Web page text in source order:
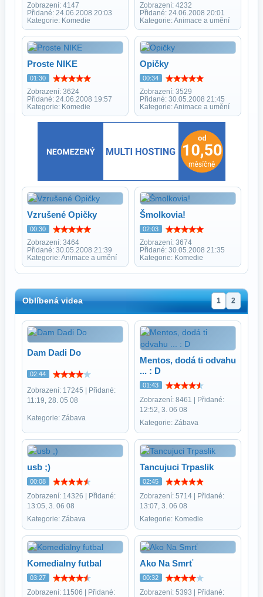
Zobrazení: 4147
Přidané: 24.06.2008 20:03
Kategorie: Komedie
Zobrazení: 4232
Přidané: 24.06.2008 20:01
Kategorie: Animace a umění
Proste NIKE
01:30
Zobrazení: 3624
Přidané: 24.06.2008 19:57
Kategorie: Komedie
Opičky
00:34
Zobrazení: 3529
Přidané: 30.05.2008 21:45
Kategorie: Animace a umění
Vzrušené Opičky
00:30
Zobrazení: 3464
Přidané: 30.05.2008 21:39
Kategorie: Animace a umění
Šmolkovia!
02:03
Zobrazení: 3674
Přidané: 30.05.2008 21:35
Kategorie: Komedie
Oblíbená videa 1 2
Dam Dadi Do
02:44
Zobrazení: 17245 | Přidané:
11:19, 28. 05 08
Kategorie: Zábava
Mentos, dodá ti odvahu
... : D
01:43
Zobrazení: 8461 | Přidané:
12:52, 3. 06 08
Kategorie: Zábava
usb ;)
00:08
Zobrazení: 14326 | Přidané:
13:05, 3. 06 08
Kategorie: Zábava
Tancujuci Trpaslik
02:45
Zobrazení: 5714 | Přidané:
13:07, 3. 06 08
Kategorie: Komedie
Komedialny futbal
03:27
Zobrazení: 11506 | Přidané:
Ako Na Smrť
00:32
Zobrazení: 5393 | Přidané: